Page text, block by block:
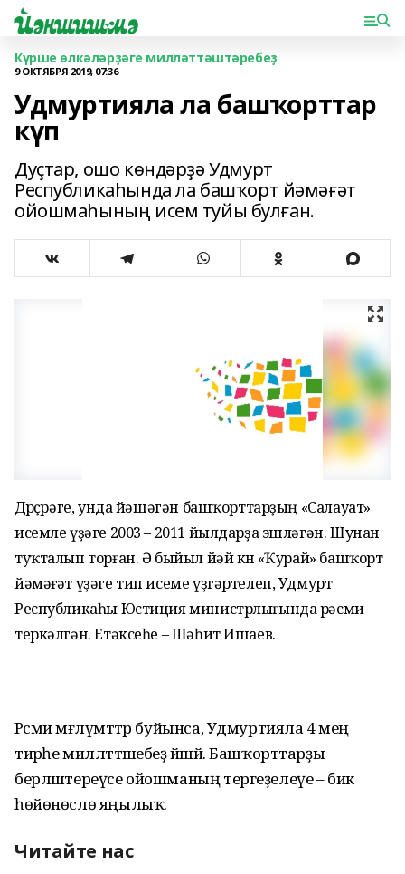
Күрше өлкәләрҙәге милләттәштәребеҙ
9 ОКТЯБРЯ 2019, 07:36
Удмуртияла ла башҡорттар
күп
Дуҫтар, ошо көндәрҙә Удмурт
Республикаһында ла башҡорт йәмәғәт
ойошмаһының исем туйы булған.
Дөрөҫөрәге, унда йәшәгән башҡорттарҙың «Салауат»
исемле үҙәге 2003 – 2011 йылдарҙа эшләгән. Шунан
туҡталып торған. Ә быйыл йәй көнө «Ҡурай» башҡорт
йәмәғәт үҙәге тип исеме үҙгәртелеп, Удмурт
Республикаһы Юстиция министрлығында рәсми
теркәлгән. Етәксеһе – Шәһит Ишаев.
Рәсми мәғлүмәттәр буйынса, Удмуртияла 4 мең
тирәһе милләттәшебеҙ йәшәй. Башҡорттарҙы
берләштереүсе ойошманың тергеҙелеүе – бик
һөйөнөслө яңылыҡ.
Читайте нас